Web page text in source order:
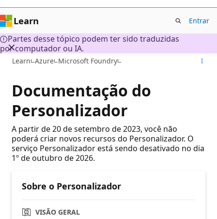
Learn Entrar
Partes desse tópico podem ter sido traduzidas
por computador ou IA.
Learn Azure Microsoft Foundry
Documentação do
Personalizador
A partir de 20 de setembro de 2023, você não
poderá criar novos recursos do Personalizador. O
serviço Personalizador está sendo desativado no dia
1º de outubro de 2026.
Sobre o Personalizador
VISÃO GERAL